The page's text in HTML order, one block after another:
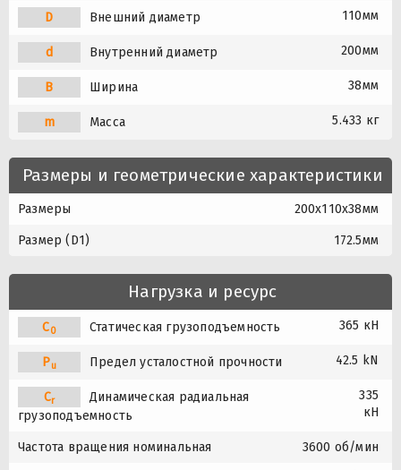
D Внешний диаметр 110мм
d Внутренний диаметр 200мм
B Ширина 38мм
m Масса 5.433 кг
Размеры и геометрические характеристики
Размеры 200x110x38мм
Размер (D1) 172.5мм
Нагрузка и ресурс
C0 Статическая грузоподъемность 365 кН
Pu Предел усталостной прочности 42.5 kN
Cr
Динамическая радиальная
грузоподъемность
335
кН
Частота вращения номинальная 3600 об/мин